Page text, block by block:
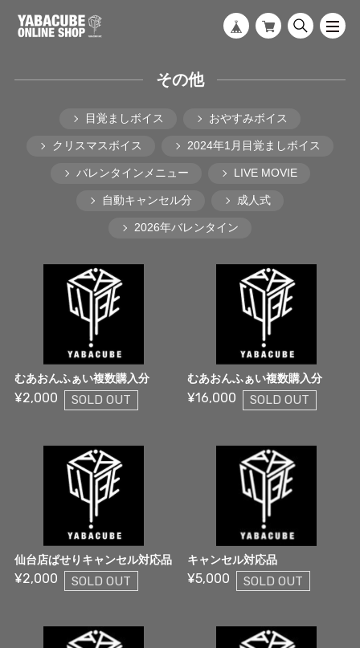
その他
目覚ましボイス おやすみボイス
クリスマスボイス 2024年1月目覚ましボイス
バレンタインメニュー LIVE MOVIE
自動キャンセル分 成人式
2026年バレンタイン
むあおんふぁい複数購入分
¥2,000 SOLD OUT
むあおんふぁい複数購入分
¥16,000 SOLD OUT
仙台店ぱせりキャンセル対応品
¥2,000 SOLD OUT
キャンセル対応品
¥5,000 SOLD OUT